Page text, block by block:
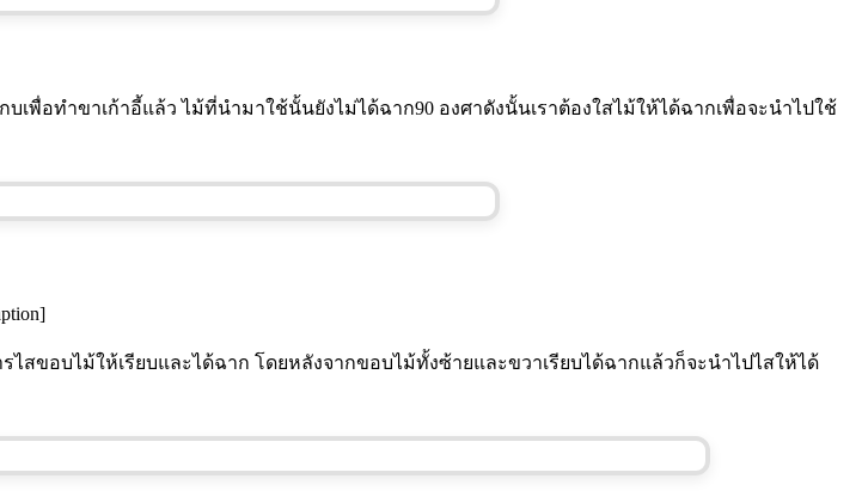
พื่อทำขาเก้าอี้แล้ว ไม้ที่นำมาใช้นั้นยังไม่ได้ฉาก90 องศาดังนั้นเราต้องใสไม้ให้ได้ฉากเพื่อจะนำไปใช้
รไสขอบไม้ให้เรียบและได้ฉาก โดยหลังจากขอบไม้ทั้งซ้ายและขวาเรียบได้ฉากแล้วก็จะนำไปไสให้ได้